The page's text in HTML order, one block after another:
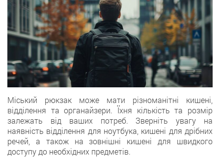
Міський рюкзак може мати різноманітні кишені,
відділення та органайзери. Їхня кількість та розмір
залежать від ваших потреб. Зверніть увагу на
наявність відділення для ноутбука, кишені для дрібних
речей, а також на зовнішні кишені для швидкого
доступу до необхідних предметів.